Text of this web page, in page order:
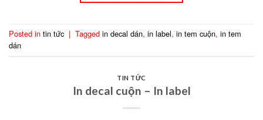
Posted in tin tức | Tagged in decal dán, in label, in tem cuộn, in tem
dán
TIN TỨC
In decal cuộn – In label